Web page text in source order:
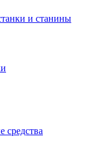
и станины
средства